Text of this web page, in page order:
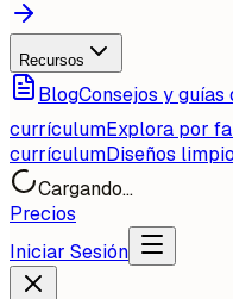
Recursos
BlogConsejos y guías
currículumExplora por
currículumDiseños
Cargando...
Precios
Iniciar Sesión